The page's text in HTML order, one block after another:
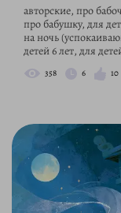
авторские, про
про бабушку, для
на ночь
детей 6 лет, для
358 6 10